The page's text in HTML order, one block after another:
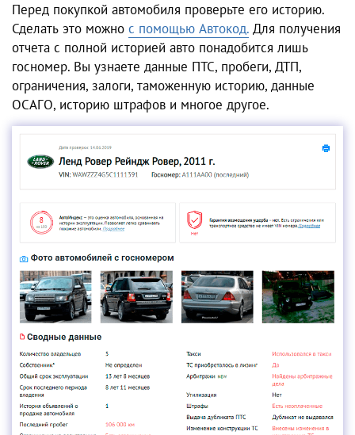
Перед покупкой автомобиля проверьте его историю.
Сделать это можно с помощью Автокод. Для получения
отчета с полной историей авто понадобится лишь
госномер. Вы узнаете данные ПТС, пробеги, ДТП,
ограничения, залоги, таможенную историю, данные
ОСАГО, историю штрафов и многое другое.